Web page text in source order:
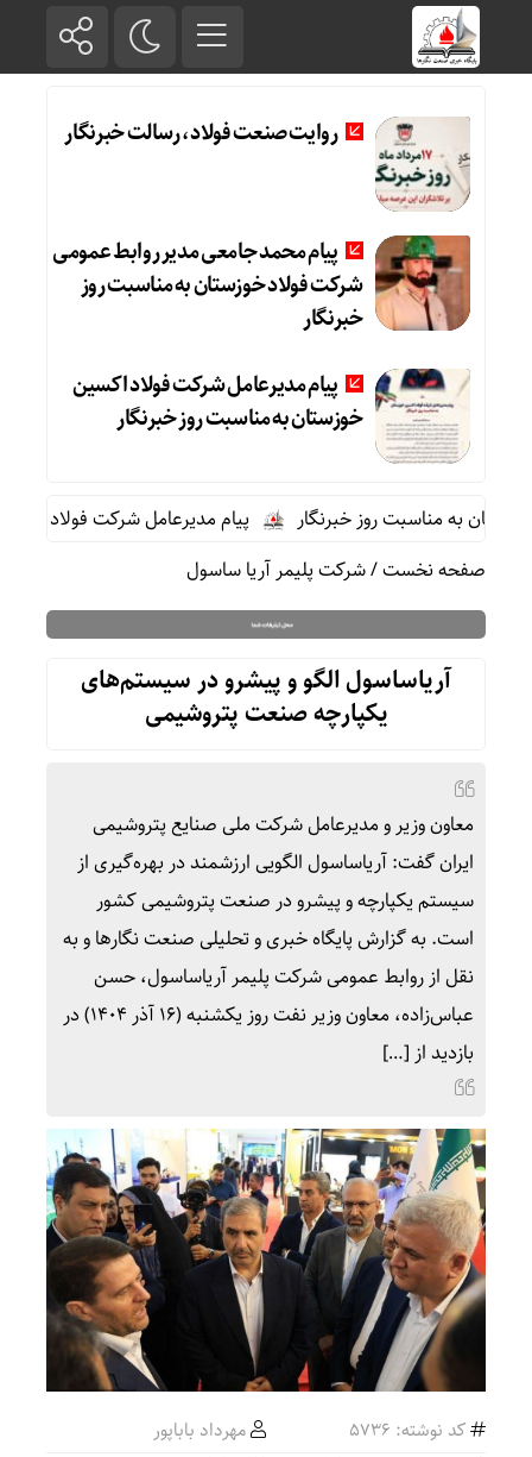
روایت صنعت فولاد،‌ رسالت خبرنگار
پیام محمد جامعی مدیر روابط عمومی
شرکت فولاد خوزستان به مناسبت روز
خبرنگار
پیام مدیرعامل شرکت فولاد اکسین
خوزستان به مناسبت روز خبرنگار
به مناسبت روز خبرنگار
پیام مدیرعامل شرکت فولاد اکسین
صفحه نخست/شرکت پلیمر آریا ساسول
آریاساسول الگو و پیشرو در سیستم‌های
یکپارچه صنعت پتروشیمی
معاون وزیر و مدیرعامل شرکت ملی صنایع پتروشیمی
ایران گفت: آریاساسول الگویی ارزشمند در بهره‌گیری از
سیستم یکپارچه و پیشرو در صنعت پتروشیمی کشور
است. به گزارش پایگاه خبری و تحلیلی صنعت نگارها و به
نقل از روابط عمومی شرکت پلیمر آریاساسول، حسن
عباس‌زاده، معاون وزیر نفت روز یکشنبه (۱۶ آذر ۱۴۰۴) در
بازدید از […]
کد نوشته: 5736
مهرداد باباپور